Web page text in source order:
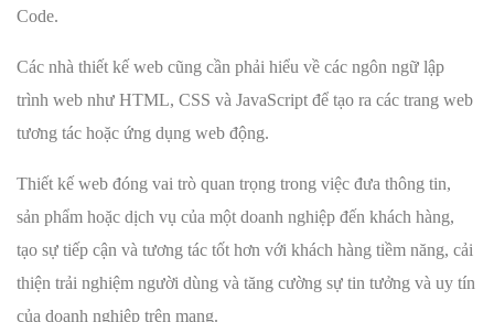
Code.
Các nhà thiết kế web cũng cần phải hiểu về các ngôn ngữ lập
trình web như HTML, CSS và JavaScript để tạo ra các trang web
tương tác hoặc ứng dụng web động.
Thiết kế web đóng vai trò quan trọng trong việc đưa thông tin,
sản phẩm hoặc dịch vụ của một doanh nghiệp đến khách hàng,
tạo sự tiếp cận và tương tác tốt hơn với khách hàng tiềm năng, cải
thiện trải nghiệm người dùng và tăng cường sự tin tưởng và uy tín
của doanh nghiệp trên mạng.